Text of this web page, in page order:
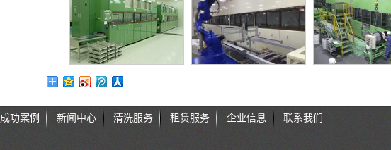
成功案例 新闻中心 清洗服务 租赁服务 企业信息 联系我们